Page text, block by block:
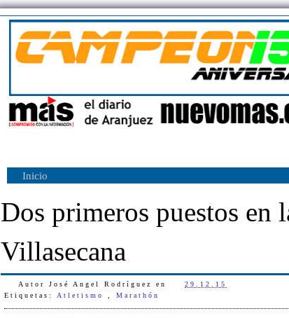
Inicio
Dos primeros puestos en
Villasecana
Autor José Angel Rodríguez en 29.12.15
Etiquetas: Atletismo Marathón